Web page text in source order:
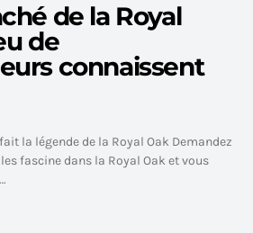
de la Royal
de
connaissent
la légende de la Royal Oak Demandez
fascine dans la Royal Oak et vous